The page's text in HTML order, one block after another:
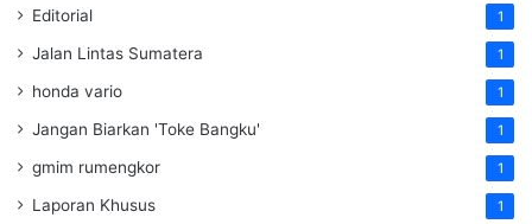
Editorial 1
Jalan Lintas Sumatera 1
honda vario 1
Jangan Biarkan 'Toke Bangku' 1
gmim rumengkor 1
Laporan Khusus 1